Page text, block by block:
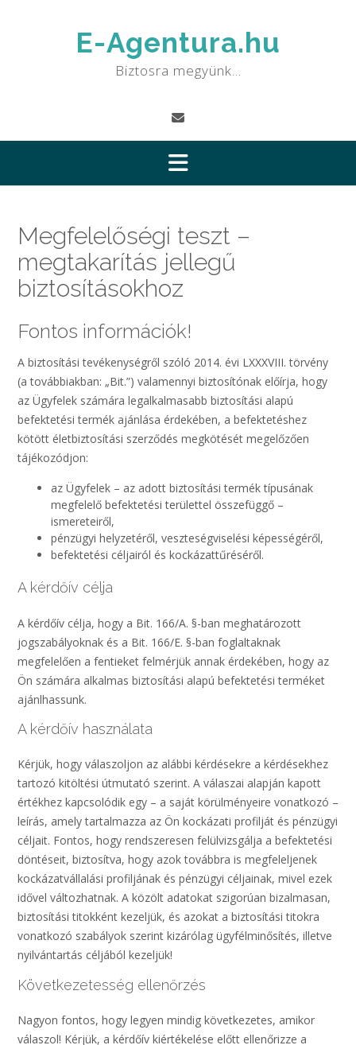
E-Agentura.hu
Biztosra megyünk…
Megfelelőségi teszt –
megtakarítás jellegű
biztosításokhoz
Fontos információk!
A biztosítási tevékenységről szóló 2014. évi LXXXVIII. törvény
(a továbbiakban: „Bit.”) valamennyi biztosítónak előírja, hogy
az Ügyfelek számára legalkalmasabb biztosítási alapú
befektetési termék ajánlása érdekében, a befektetéshez
kötött életbiztosítási szerződés megkötését megelőzően
tájékozódjon:
az Ügyfelek – az adott biztosítási termék típusának
megfelelő befektetési területtel összefüggő –
ismereteiről,
pénzügyi helyzetéről, veszteségviselési képességéről,
befektetési céljairól és kockázattűréséről.
A kérdőív célja
A kérdőív célja, hogy a Bit. 166/A. §-ban meghatározott
jogszabályoknak és a Bit. 166/E. §-ban foglaltaknak
megfelelően a fentieket felmérjük annak érdekében, hogy az
Ön számára alkalmas biztosítási alapú befektetési terméket
ajánlhassunk.
A kérdőív használata
Kérjük, hogy válaszoljon az alábbi kérdésekre a kérdésekhez
tartozó kitöltési útmutató szerint. A válaszai alapján kapott
értékhez kapcsolódik egy – a saját körülményeire vonatkozó –
leírás, amely tartalmazza az Ön kockázati profilját és pénzügyi
céljait. Fontos, hogy rendszeresen felülvizsgálja a befektetési
döntéseit, biztosítva, hogy azok továbbra is megfeleljenek
kockázatvállalási profiljának és pénzügyi céljainak, mivel ezek
idővel változhatnak. A közölt adatokat szigorúan bizalmasan,
biztosítási titokként kezeljük, és azokat a biztosítási titokra
vonatkozó szabályok szerint kizárólag ügyfélminősítés, illetve
nyilvántartás céljából kezeljük!
Következetesség ellenőrzés
Nagyon fontos, hogy legyen mindig következetes, amikor
válaszol! Kérjük, a kérdőív kiértékelése előtt ellenőrizze a